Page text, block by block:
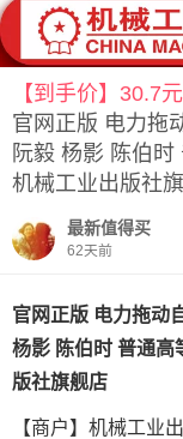
【到手价】30.7元
官网正版 电力拖
阮毅 杨影 陈伯
机械工业出版社
最新值得买
62天前
官网正版 电力拖动
杨影 陈伯时 普通高
版社旗舰店
【商户】机械工业